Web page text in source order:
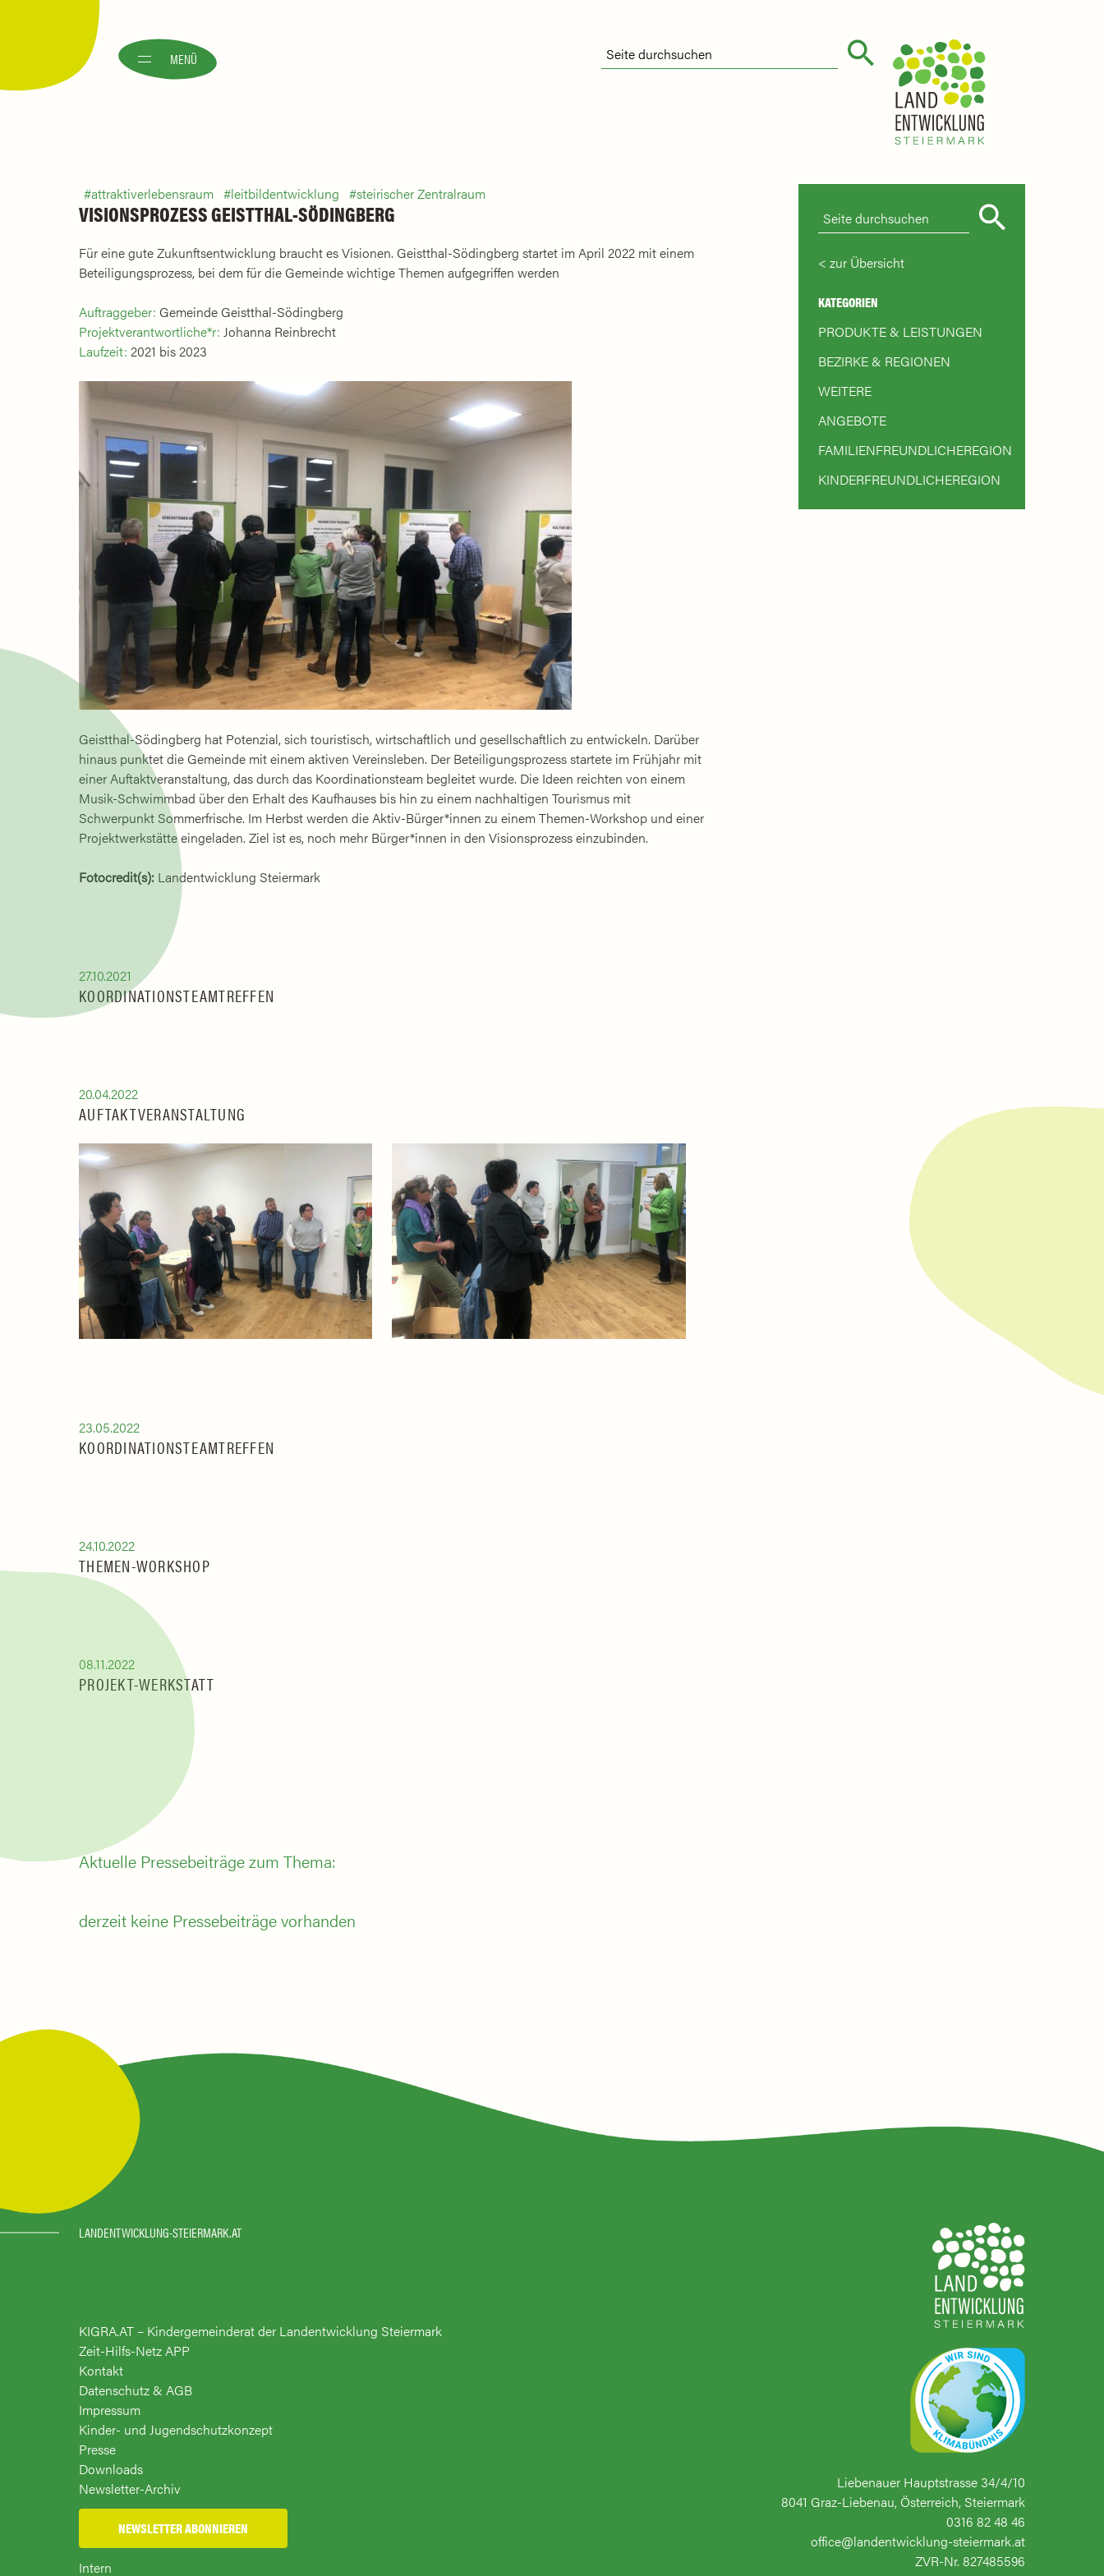
MENÜ
attraktiverlebensraum leitbildentwicklung steirischer Zentralraum
VISIONSPROZESS GEISTTHAL-SÖDINGBERG
Für eine gute Zukunftsentwicklung braucht es Visionen. Geistthal-Södingberg startet im April 2022 mit einem
Beteiligungsprozess, bei dem für die Gemeinde wichtige Themen aufgegriffen werden
Auftraggeber: Gemeinde Geistthal-Södingberg
Projektverantwortliche*r: Johanna Reinbrecht
Laufzeit: 2021 bis 2023
Geistthal-Södingberg hat Potenzial, sich touristisch, wirtschaftlich und gesellschaftlich zu entwickeln. Darüber
hinaus punktet die Gemeinde mit einem aktiven Vereinsleben. Der Beteiligungsprozess startete im Frühjahr mit
einer Auftaktveranstaltung, das durch das Koordinationsteam begleitet wurde. Die Ideen reichten von einem
Musik-Schwimmbad über den Erhalt des Kaufhauses bis hin zu einem nachhaltigen Tourismus mit
Schwerpunkt Sommerfrische. Im Herbst werden die Aktiv-Bürger*innen zu einem Themen-Workshop und einer
Projektwerkstätte eingeladen. Ziel ist es, noch mehr Bürger*innen in den Visionsprozess einzubinden.
Fotocredit(s): Landentwicklung Steiermark
27.10.2021
KOORDINATIONSTEAMTREFFEN
20.04.2022
AUFTAKTVERANSTALTUNG
23.05.2022
KOORDINATIONSTEAMTREFFEN
24.10.2022
THEMEN-WORKSHOP
08.11.2022
PROJEKT-WERKSTATT
zur Übersicht
KATEGORIEN
PRODUKTE & LEISTUNGEN
BEZIRKE & REGIONEN
WEITERE
ANGEBOTE
FAMILIENFREUNDLICHEREGION
KINDERFREUNDLICHEREGION
Aktuelle Pressebeiträge zum Thema:
derzeit keine Pressebeiträge vorhanden
LANDENTWICKLUNG-STEIERMARK.AT
KIGRA.AT – Kindergemeinderat der Landentwicklung Steiermark
Zeit-Hilfs-Netz APP
Kontakt
Datenschutz & AGB
Impressum
Kinder- und Jugendschutzkonzept
Presse
Downloads
Newsletter-Archiv
NEWSLETTER ABONNIEREN
Intern
Liebenauer Hauptstrasse 34/4/10
8041 Graz-Liebenau, Österreich, Steiermark
0316 82 48 46
office@landentwicklung-steiermark.at
ZVR-Nr. 827485596